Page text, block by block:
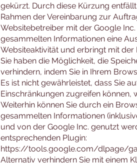
gekürzt. Durch diese Kürzung
Rahmen der Vereinbarung zur
Websitebetreiber mit der Google
gesammelten Informationen eine
Websiteaktivität und erbringt mit
Sie haben die Möglichkeit, die
verhindern, indem Sie in Ihrem
Es ist nicht gewährleistet, dass Sie
Einschränkungen zugreifen können,
Weiterhin können Sie durch ein
gesammelten Informationen
und von der Google Inc. genutzt
entsprechenden Plugin:
https://tools.google.com/dlpage/
Alternativ verhindern Sie mit einem